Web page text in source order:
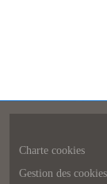
Charte cookies
Gestion des cookies